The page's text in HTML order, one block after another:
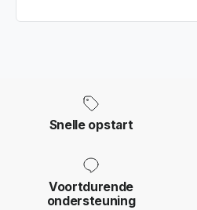
Snelle opstart
Voortdurende
ondersteuning